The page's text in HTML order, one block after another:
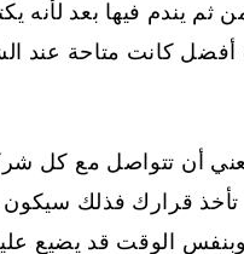
ثم يندم فيها بعد لأنه
أفضل كانت متاحة عند
أن تتواصل مع كل
تأخذ قرارك فذلك سيكون
وبنفس الوقت قد يضيع